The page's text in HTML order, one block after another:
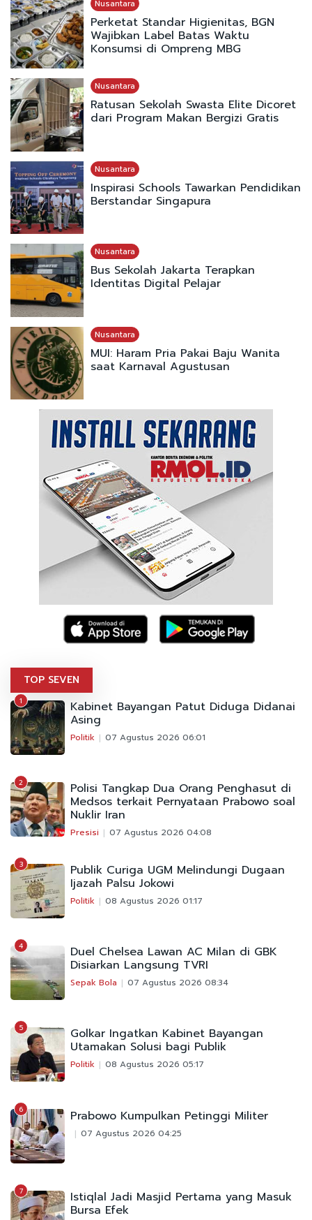
Nusantara
Perketat Standar Higienitas, BGN
Wajibkan Label Batas Waktu
Konsumsi di Ompreng MBG
Nusantara
Ratusan Sekolah Swasta Elite Dicoret
dari Program Makan Bergizi Gratis
Nusantara
Inspirasi Schools Tawarkan Pendidikan
Berstandar Singapura
Nusantara
Bus Sekolah Jakarta Terapkan
Identitas Digital Pelajar
Nusantara
MUI: Haram Pria Pakai Baju Wanita
saat Karnaval Agustusan
TOP SEVEN
1 Kabinet Bayangan Patut Diduga Didanai
Asing
Politik 07 Agustus 2026 06:01
2 Polisi Tangkap Dua Orang Penghasut di
Medsos terkait Pernyataan Prabowo soal
Nuklir Iran
Presisi 07 Agustus 2026 04:08
3 Publik Curiga UGM Melindungi Dugaan
Ijazah Palsu Jokowi
Politik 08 Agustus 2026 01:17
4 Duel Chelsea Lawan AC Milan di GBK
Disiarkan Langsung TVRI
Sepak Bola 07 Agustus 2026 08:34
5 Golkar Ingatkan Kabinet Bayangan
Utamakan Solusi bagi Publik
Politik 08 Agustus 2026 05:17
6 Prabowo Kumpulkan Petinggi Militer
07 Agustus 2026 04:25
7 Istiqlal Jadi Masjid Pertama yang Masuk
Bursa Efek